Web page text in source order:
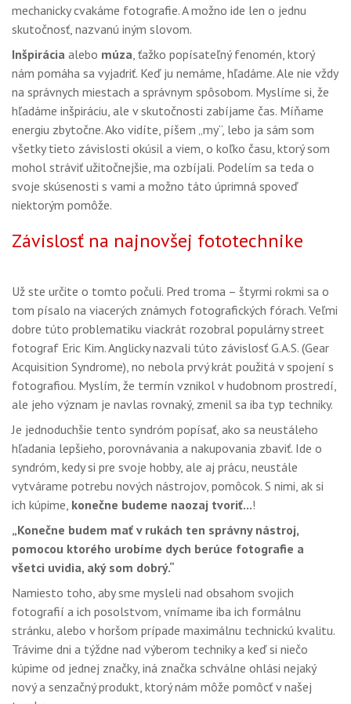
GALÉRIA
PORADŇA
SÚŤAŽE
KALENDÁR AKCIÍ
WORKSHOPY
OBCHOD
mechanicky cvakáme fotografie. A možno ide len o jednu
skutočnosť, nazvanú iným slovom.
Inšpirácia alebo múza, ťažko popísateľný fenomén, ktorý
nám pomáha sa vyjadriť. Keď ju nemáme, hľadáme. Ale nie vždy
na správnych miestach a správnym spôsobom. Myslíme si, že
hľadáme inšpiráciu, ale v skutočnosti zabíjame čas. Míňame
energiu zbytočne. Ako vidíte, píšem „my“, lebo ja sám som
všetky tieto závislosti okúsil a viem, o koľko času, ktorý som
mohol stráviť užitočnejšie, ma ozbíjali. Podelím sa teda o
svoje skúsenosti s vami a možno táto úprimná spoveď
niektorým pomôže.
Závislosť na najnovšej fototechnike
Už ste určite o tomto počuli. Pred troma – štyrmi rokmi sa o
tom písalo na viacerých známych fotografických fórach. Veľmi
dobre túto problematiku viackrát rozobral populárny street
fotograf Eric Kim. Anglicky nazvali túto závislosť G.A.S. (Gear
Acquisition Syndrome), no nebola prvý krát použitá v spojení s
fotografiou. Myslím, že termín vznikol v hudobnom prostredí,
ale jeho význam je navlas rovnaký, zmenil sa iba typ techniky.
Je jednoduchšie tento syndróm popísať, ako sa neustáleho
hľadania lepšieho, porovnávania a nakupovania zbaviť. Ide o
syndróm, kedy si pre svoje hobby, ale aj prácu, neustále
vytvárame potrebu nových nástrojov, pomôcok. S nimi, ak si
ich kúpime, konečne budeme naozaj tvoriť...!
„Konečne budem mať v rukách ten správny nástroj,
pomocou ktorého urobíme dych berúce fotografie a
všetci uvidia, aký som dobrý.“
Namiesto toho, aby sme mysleli nad obsahom svojich
fotografií a ich posolstvom, vnímame iba ich formálnu
stránku, alebo v horšom prípade maximálnu technickú kvalitu.
Trávime dni a týždne nad výberom techniky a keď si niečo
kúpime od jednej značky, iná značka schválne ohlási nejaký
nový a senzačný produkt, ktorý nám môže pomôcť v našej